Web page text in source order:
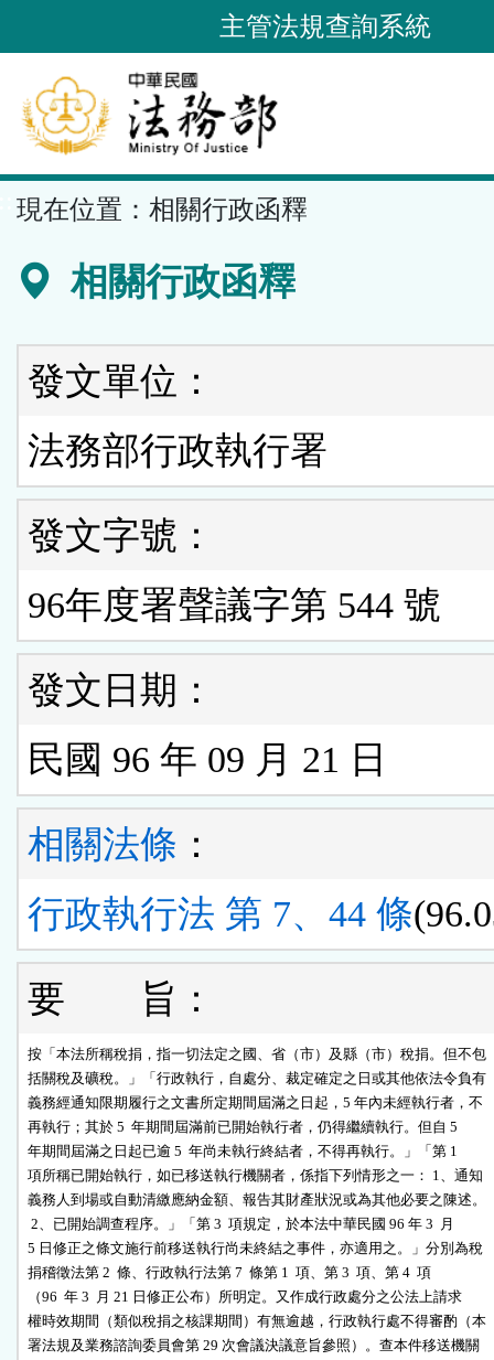
到
要
內
容
區
主管法規查詢系統
現在位置： 相關行政函釋
相關行政函釋
發文單位：
法務部行政執行署
發文字號：
96年度署聲議字第 544 號
發文日期：
民國 96 年 09 月 21 日
相關法條 ：
行政執行法 第 7、44 條
要 旨：
按「本法所稱稅捐，指一切法定之國、省（市）及縣（市）稅捐。但不包
括關稅及礦稅。」「行政執行，自處分、裁定確定之日或其他依法令負有
義務經通知限期履行之文書所定期間屆滿之日起，5 年內未經執行者，不
再執行；其於 5  年期間屆滿前已開始執行者，仍得繼續執行。但自 5
年期間屆滿之日起已逾 5  年尚未執行終結者，不得再執行。」「第 1
項所稱已開始執行，如已移送執行機關者，係指下列情形之一： 1、通知
義務人到場或自動清繳應納金額、報告其財產狀況或為其他必要之陳述。
2、已開始調查程序。」「第 3  項規定，於本法中華民國 96 年 3  月
5 日修正之條文施行前移送執行尚未終結之事件，亦適用之。」分別為稅
捐稽徵法第 2  條、行政執行法第 7  條第 1  項、第 3  項、第 4  項
（96  年 3  月 21 日修正公布）所明定。又作成行政處分之公法上請求
權時效期間（類似稅捐之核課期間）有無逾越，行政執行處不得審酌（本
署法規及業務諮詢委員會第 29 次會議決議意旨參照）。查本件移送機關